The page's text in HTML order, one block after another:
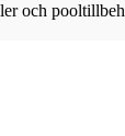
och